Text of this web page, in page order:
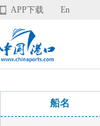
APP下载 En
船名